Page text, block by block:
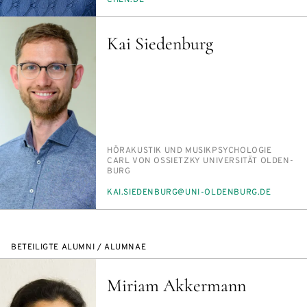
Kai Siedenburg
PERSON_RESEARCH_SUBJECT
HÖR­AKUS­TIK UND MU­SIK­PSY­CHO­LO­GIE
INSTITUTION
CARL VON OS­SIETZ­KY UNI­VER­SI­TÄT OL­DEN­
BURG
E-
KAI.SIE­DEN­BURG@UNI-OL­DEN­BURG.DE
BETEILIGTE ALUMNI / ALUMNAE
Miriam Akkermann